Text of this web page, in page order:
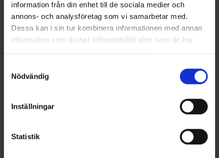
information från din enhet till de sociala medier och
annons- och analysföretag som vi samarbetar med.
Dessa kan i sin tur kombinera informationen med annan
information som du har tillhandahållit eller som de har
Nödvändig
Inställningar
Statistik
+2
Herre Outdoor bukser Helags
349 kr.
+ 3
Stretchbælte
Fra49 kr.
Lignende produkter